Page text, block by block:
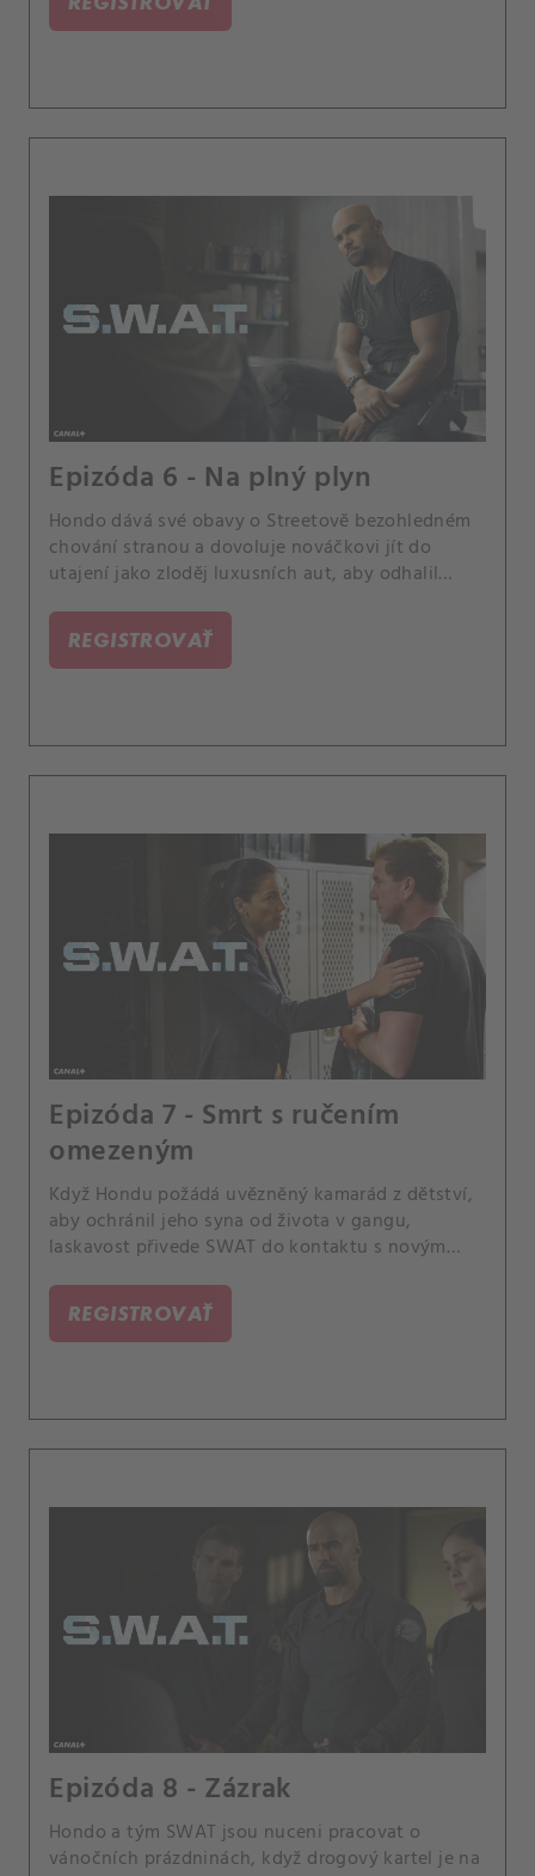
Epizóda 6 - Na plný plyn
Hondo dává své obavy o Streetově bezohledném
chování stranou a dovoluje nováčkovi jít do
utajení jako zloděj luxusních aut, aby odhalil
Raymonta Harrise, puberťáka s PTSD, který byl
postřelen bývalým členem týmu SWAT.
REGISTROVAŤ
Epizóda 7 - Smrt s ručením
omezeným
Když Hondu požádá uvězněný kamarád z dětství,
aby ochránil jeho syna od života v gangu,
laskavost přivede SWAT do kontaktu s novým
SWATu, umře a on se musí vypořádat se žalem a
bolestivým rodinným tajemstvím.
REGISTROVAŤ
Epizóda 8 - Zázrak
Hondo a tým SWAT jsou nuceni pracovat o
vánočních prázdninách, když drogový kartel je na